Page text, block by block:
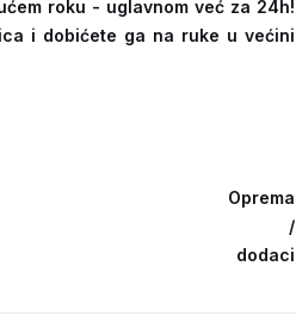
roku - uglavnom već za 24h!
i dobićete ga na ruke u većini
Oprema
/
dodaci